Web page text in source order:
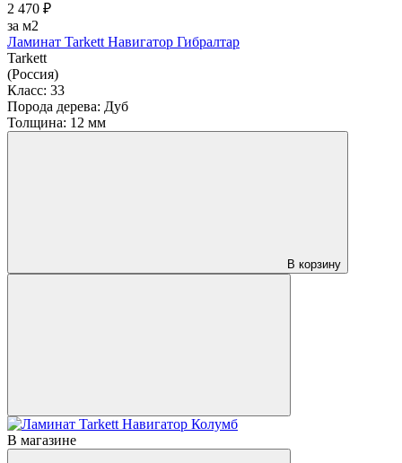
2 470 ₽
за м2
Ламинат Tarkett Навигатор Гибралтар
Tarkett
(Россия)
Класс: 33
Порода дерева: Дуб
Толщина: 12 мм
В корзину
В магазине